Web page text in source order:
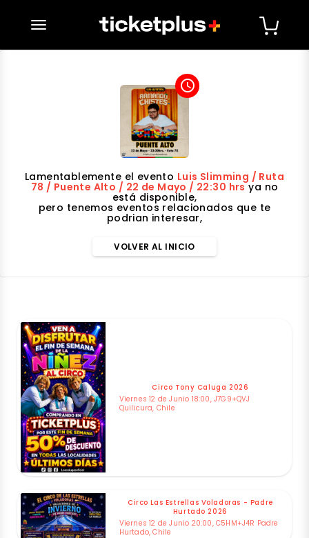
desplegar navegación
access_time
Lamentablemente el evento Luis Slimming / Ruta
78 / Puente Alto / 22 de Mayo / 22:30 hrsya no
está disponible,
pero tenemos eventos relacionados que te
podrian interesar,
VOLVER AL INICIO
Circo Tony Caluga 2026
Viernes 12 de Junio 18:00, J7G9+QVJ
Quilicura, Chile
Circo Las Estrellas Voladoras - Padre
Hurtado 2026
Viernes 12 de Junio 20:00, C5HM+J4R Padre
Hurtado, Chile